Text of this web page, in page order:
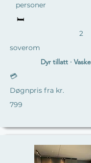
personer
🛏️
2
soverom
Dyr tillatt ·
💳
Døgnpris fra kr.
799